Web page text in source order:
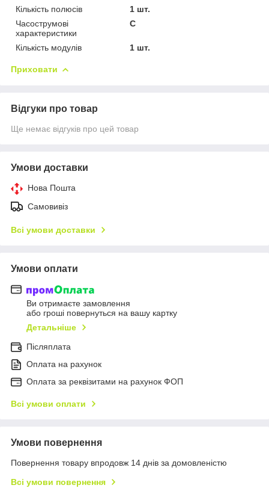
Кількість полюсів
1 шт.
Часострумові
характеристики
C
Кількість модулів 1 шт.
Приховати
Відгуки про товар
Ще немає відгуків про цей товар
Умови доставки
Нова Пошта
Самовивіз
Всі умови доставки
Умови оплати
Ви отримаєте замовлення
або гроші повернуться на вашу картку
Детальніше
Післяплата
Оплата на рахунок
Оплата за реквізитами на рахунок ФОП
Всі умови оплати
Умови повернення
Повернення товару впродовж 14 днів за домовленістю
Всі умови повернення